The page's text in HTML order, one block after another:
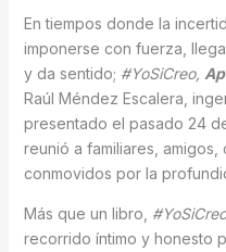
En tiempos donde la
imponerse con fuerza,
y da sentido; #YoSiCreo,
Raúl Méndez Escalera,
presentado el pasado 24
reunió a familiares,
conmovidos por la
Más que un libro, #YoSiCreo
recorrido íntimo y honesto